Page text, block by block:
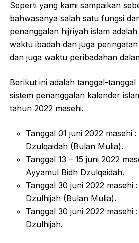
Seperti yang kami sampaikan
bahwasanya salah satu fungsi
penanggalan hijriyah islam
waktu ibadah dan juga
dan juga waktu peribadahan
Berikut ini adalah tanggal-tanggal
sistem penanggalan kalender
tahun 2022 masehi.
Tanggal 01 juni 2022 masehi
Dzulqaidah (Bulan Mulia).
Tanggal 13 – 15 juni 2022
Ayyamul Bidh Dzulqaidah.
Tanggal 30 juni 2022 masehi
Dzulhijah (Bulan Mulia).
Tanggal 30 juni 2022 masehi
Dzulhijah.